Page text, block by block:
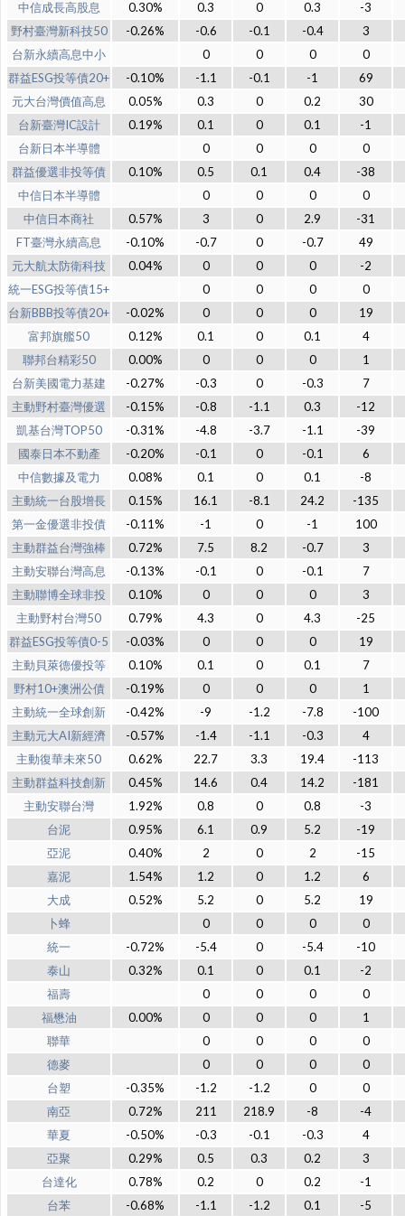
中信成長高股息 0.30% 0.3 0 0.3
-3
野村臺灣新科技50
-0.26% -0.6 -0.1 -0.4
3
台新永續高息中小
0 0 0
0
群益ESG投等債20+
-0.10% -1.1 -0.1 -1
69
元大台灣價值高息
0.05% 0.3 0 0.2
30
台新臺灣IC設計
0.19% 0.1 0 0.1
-1
台新日本半導體
0 0 0
0
群益優選非投等債
0.10% 0.5 0.1 0.4
-38
中信日本半導體
0 0 0
0
中信日本商社
0.57% 3 0 2.9
-31
FT臺灣永續高息
-0.10% -0.7 0 -0.7
49
元大航太防衛科技
0.04% 0 0 0
-2
統一ESG投等債15+
0 0 0
0
台新BBB投等債20+
-0.02% 0 0 0
19
富邦旗艦50
0.12% 0.1 0 0.1
4
聯邦台精彩50
0.00% 0 0 0
1
台新美國電力基建
-0.27% -0.3 0 -0.3
7
主動野村臺灣優選
-0.15% -0.8 -1.1 0.3
-12
凱基台灣TOP50
-0.31% -4.8 -3.7 -1.1
-39
國泰日本不動產
-0.20% -0.1 0 -0.1
6
中信數據及電力
0.08% 0.1 0 0.1
-8
主動統一台股增長
0.15% 16.1 -8.1 24.2
-135
第一金優選非投債
-0.11% -1 0 -1
100
主動群益台灣強棒
0.72% 7.5 8.2 -0.7
3
主動安聯台灣高息
-0.13% -0.1 0 -0.1
7
主動聯博全球非投
0.10% 0 0 0
3
主動野村台灣50
0.79% 4.3 0 4.3
-25
群益ESG投等債0-5
-0.03% 0 0 0
19
主動貝萊德優投等
0.10% 0.1 0 0.1
7
野村10+澳洲公債
-0.19% 0 0 0
1
主動統一全球創新
-0.42% -9 -1.2 -7.8
-100
主動元大AI新經濟
-0.57% -1.4 -1.1 -0.3
4
主動復華未來50
0.62% 22.7 3.3 19.4
-113
主動群益科技創新
0.45% 14.6 0.4 14.2
-181
主動安聯台灣
1.92% 0.8 0 0.8
-3
台泥
0.95% 6.1 0.9 5.2
-19
亞泥
0.40% 2 0 2
-15
嘉泥
1.54% 1.2 0 1.2
6
大成
0.52% 5.2 0 5.2
19
卜蜂
0 0 0
0
統一
-0.72% -5.4 0 -5.4
-10
泰山
0.32% 0.1 0 0.1
-2
福壽
0 0 0
0
福懋油
0.00% 0 0 0
1
聯華
0 0 0
0
德麥
0 0 0
0
台塑
-0.35% -1.2 -1.2 0
0
南亞
0.72% 211 218.9 -8
-4
華夏
-0.50% -0.3 -0.1 -0.3
4
亞聚
0.29% 0.5 0.3 0.2
3
台達化
0.78% 0.2 0 0.2
-1
台苯
-0.68% -1.1 -1.2 0.1
-5